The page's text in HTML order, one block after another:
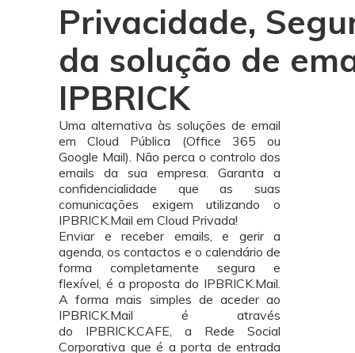
Privacidade,
da solução de
IPBRICK
Uma alternativa às soluções de email
em Cloud Pública (Office 365 ou
Google Mail). Não perca o controlo dos
emails da sua empresa. Garanta a
confidencialidade que as suas
comunicações exigem utilizando o
IPBRICK.Mail em Cloud Privada!
Enviar e receber emails, e gerir a
agenda, os contactos e o calendário de
forma completamente segura e
flexível, é a proposta do IPBRICK.Mail.
A forma mais simples de aceder ao
IPBRICK.Mail é através
do IPBRICK.CAFE, a Rede Social
Corporativa que é a porta de entrada